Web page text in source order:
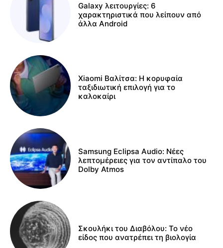
Galaxy λειτουργίες: 6
χαρακτηριστικά που λείπουν από
άλλα Android
Xiaomi Βαλίτσα: Η κορυφαία
ταξιδιωτική επιλογή για το
καλοκαίρι
Samsung Eclipsa Audio: Νέες
λεπτομέρειες για τον αντίπαλο του
Dolby Atmos
Σκουλήκι του Διαβόλου: Το νέο
είδος που ανατρέπει τη βιολογία